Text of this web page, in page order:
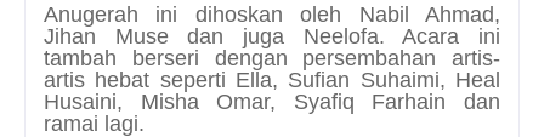
Anugerah ini dihoskan oleh Nabil Ahmad,
Jihan Muse dan juga Neelofa. Acara ini
tambah berseri dengan persembahan artis-
artis hebat seperti Ella, Sufian Suhaimi, Heal
Husaini, Misha Omar, Syafiq Farhain dan
ramai lagi.